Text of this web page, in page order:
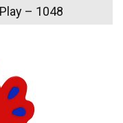
– 1048